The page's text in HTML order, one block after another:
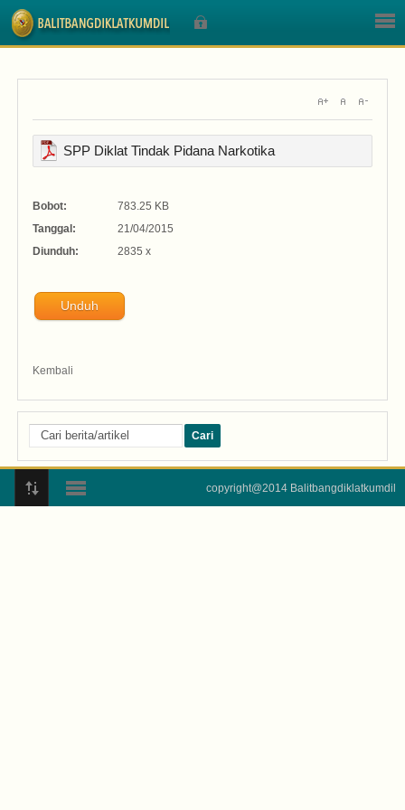
SPP Diklat Tindak Pidana Narkotika
Bobot:
783.25 KB
Tanggal:
21/04/2015
Diunduh:
2835 x
Unduh
Kembali
copyright@2014 Balitbangdiklatkumdil
Sign In